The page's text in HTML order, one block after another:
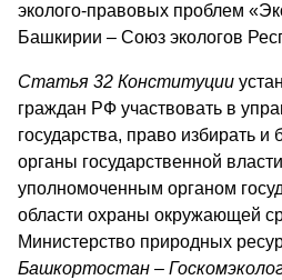
эколого-правовых проблем
Башкирии – Союз экологов
Статья 32 Конституции
граждан РФ участвовать в
государства, право избирать
органы государственной
уполномоченным органом
области охраны окружающей
Министерство природных
Башкортостан –